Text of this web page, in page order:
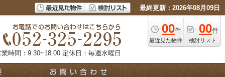
最終更新：2026年08月09日
00件
最近見た物件
00件
検討リスト
業時間：9:30~18:00 定休日：毎週水曜日